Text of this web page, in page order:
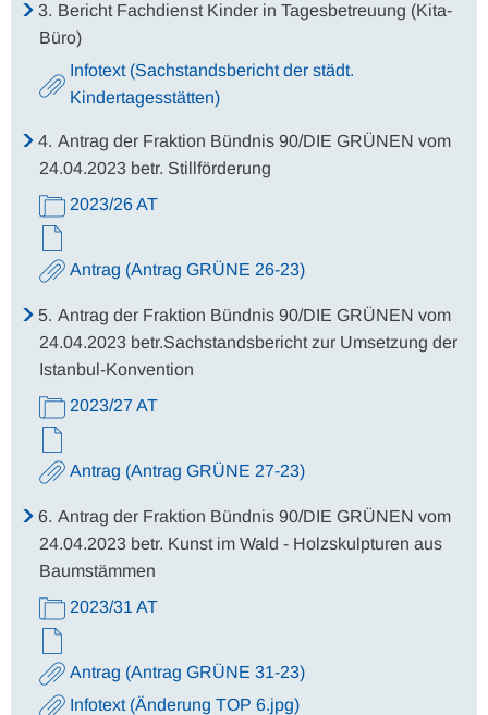
3. Bericht Fachdienst Kinder in Tagesbetreuung (Kita-
Büro)
Infotext (Sachstandsbericht der städt.
Kindertagesstätten)
4. Antrag der Fraktion Bündnis 90/DIE GRÜNEN vom
24.04.2023 betr. Stillförderung
2023/26 AT
Antrag (Antrag GRÜNE 26-23)
5. Antrag der Fraktion Bündnis 90/DIE GRÜNEN vom
24.04.2023 betr.Sachstandsbericht zur Umsetzung der
Istanbul-Konvention
2023/27 AT
Antrag (Antrag GRÜNE 27-23)
6. Antrag der Fraktion Bündnis 90/DIE GRÜNEN vom
24.04.2023 betr. Kunst im Wald - Holzskulpturen aus
Baumstämmen
2023/31 AT
Antrag (Antrag GRÜNE 31-23)
Infotext (Änderung TOP 6.jpg)